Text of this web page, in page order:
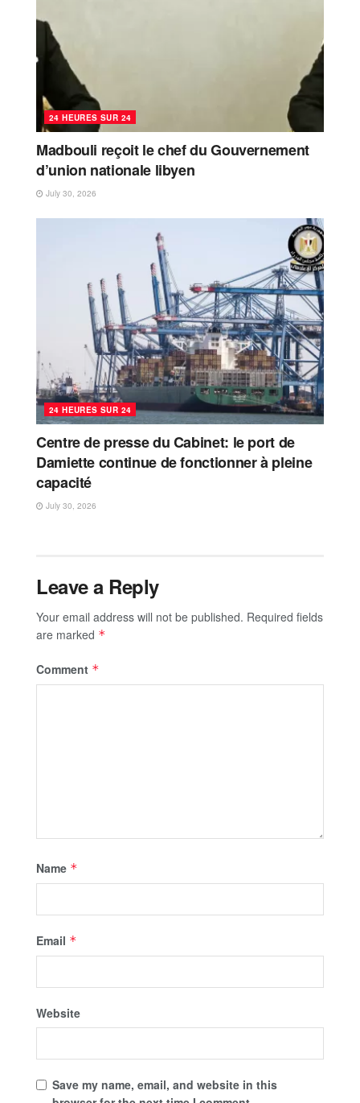
24 HEURES SUR 24
Madbouli reçoit le chef du Gouvernement
d’union nationale libyen
July 30, 2026
24 HEURES SUR 24
Centre de presse du Cabinet: le port de
Damiette continue de fonctionner à pleine
capacité
July 30, 2026
Leave a Reply
Your email address will not be published. Required fields
are marked *
Comment *
Name *
Email *
Website
Save my name, email, and website in this